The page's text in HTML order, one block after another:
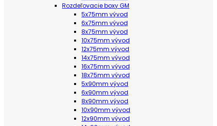
Rozdeľovacie boxy GM
5x75mm vývod
6x75mm vývod
8x75mm vývod
10x75mm vývod
12x75mm vývod
14x75mm vývod
16x75mm vývod
18x75mm vývod
5x90mm vývod
6x90mm vývod
8x90mm vývod
10x90mm vývod
12x90mm vývod